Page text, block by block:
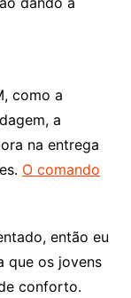
como a
a
na entrega
O comando
então eu
que os jovens
conforto.